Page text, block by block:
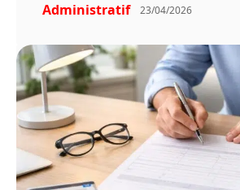
Administratif 23/04/2026